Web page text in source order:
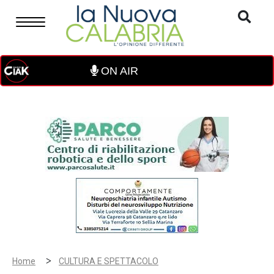
ON AIR
Home > CULTURA E SPETTACOLO